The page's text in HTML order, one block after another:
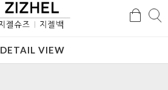
검
DETAIL VIEW